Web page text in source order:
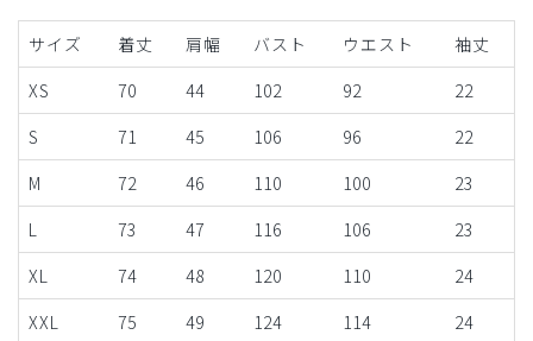
サイズ 着丈 肩幅 バスト ウエスト
袖丈
XS
70 44 102 92
22
S
71 45 106 96
22
M
72 46 110 100
23
L
73 47 116 106
23
XL
74 48 120 110
24
XXL
75 49 124 114 24